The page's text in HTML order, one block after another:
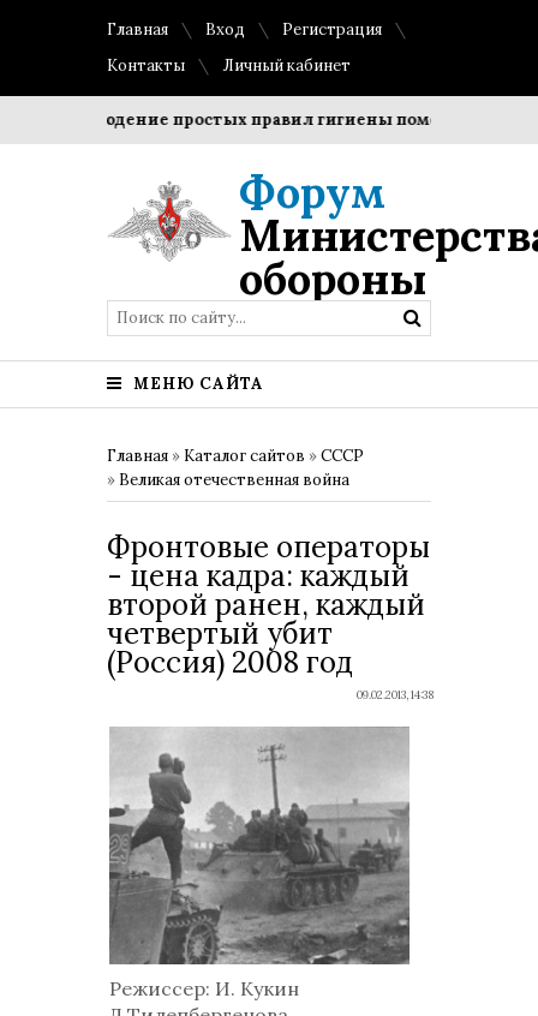
Главная Вход
Регистрация
Контакты
Личный кабинет
Соблюдение простых правил гигиены помогает
Форум
обороны
МЕНЮ САЙТА
Главная » Каталог сайтов »СССР
» Великая отечественная война
Фронтовые операторы
- цена кадра: каждый
второй ранен, каждый
четвертый убит
(Россия) 2008 год
09.02.2013, 14:38
Режиссер: И. Кукин